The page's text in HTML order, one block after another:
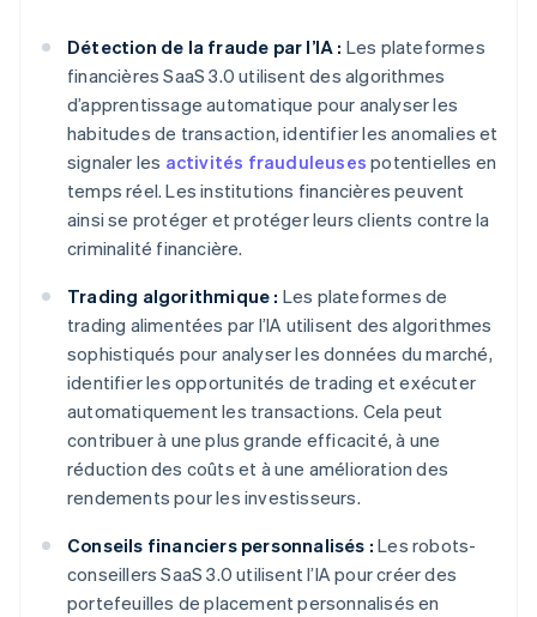
Détection de la fraude par l’IA : Les plateformes
financières SaaS 3.0 utilisent des algorithmes
d’apprentissage automatique pour analyser les
habitudes de transaction, identifier les anomalies et
signaler les activités frauduleuses potentielles en
temps réel. Les institutions financières peuvent
ainsi se protéger et protéger leurs clients contre la
criminalité financière.
Trading algorithmique : Les plateformes de
trading alimentées par l’IA utilisent des algorithmes
sophistiqués pour analyser les données du marché,
identifier les opportunités de trading et exécuter
automatiquement les transactions. Cela peut
contribuer à une plus grande efficacité, à une
réduction des coûts et à une amélioration des
rendements pour les investisseurs.
Conseils financiers personnalisés : Les robots-
conseillers SaaS 3.0 utilisent l’IA pour créer des
portefeuilles de placement personnalisés en